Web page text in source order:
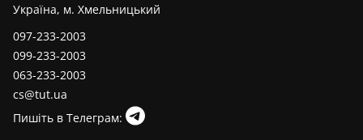
Україна, м. Хмельницький
097-233-2003
099-233-2003
063-233-2003
cs@tut.ua
Пишіть в Телеграм: